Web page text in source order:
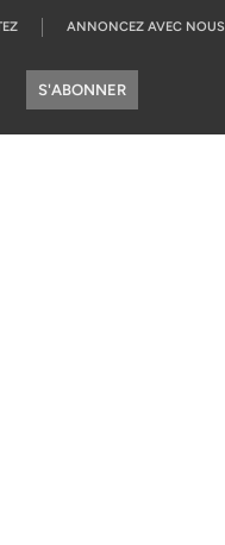
ANNONCEZ AVEC NOUS
S'ABONNER